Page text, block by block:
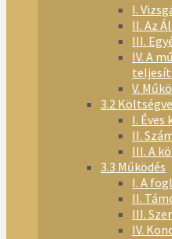
I.
II. Az
III.
IV. A
V.
3.2
I.
II.
III. A
3.3 Működés
I. A
II.
III.
IV.